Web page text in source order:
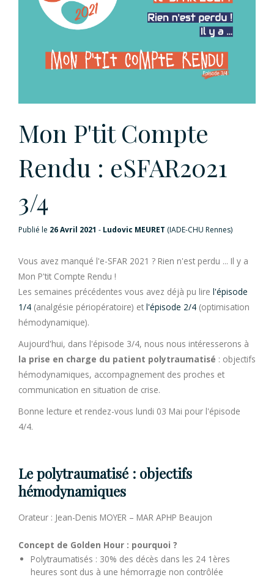
Mon P'tit Compte
Rendu : eSFAR2021
3/4
Publié le 26 Avril 2021 - Ludovic MEURET (IADE-CHU Rennes)
Vous avez manqué l'e-SFAR 2021 ? Rien n'est perdu ... Il y a
Mon P'tit Compte Rendu !
Les semaines précédentes vous avez déjà pu lire l'épisode
1/4 (analgésie périopératoire) et l'épisode 2/4 (optimisation
hémodynamique).
Aujourd'hui, dans l'épisode 3/4, nous nous intéresserons à
la prise en charge du patient polytraumatisé : objectifs
hémodynamiques, accompagnement des proches et
communication en situation de crise.
Bonne lecture et rendez-vous lundi 03 Mai pour l'épisode
4/4.
Le polytraumatisé : objectifs
hémodynamiques
Orateur : Jean-Denis MOYER – MAR APHP Beaujon
Concept de Golden Hour : pourquoi ?
Polytraumatisés : 30% des décès dans les 24 1ères
heures sont dus à une hémorragie non contrôlée